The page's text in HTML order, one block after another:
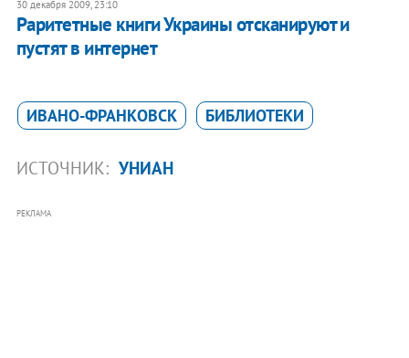
30 декабря 2009, 23:10
Раритетные книги Украины отсканируют и
пустят в интернет
ИВАНО-ФРАНКОВСК БИБЛИОТЕКИ
ИСТОЧНИК: УНИАН
РЕКЛАМА